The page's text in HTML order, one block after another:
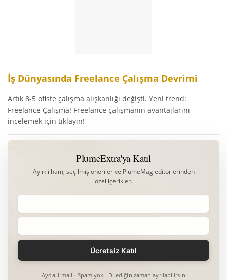
İş Dünyasında Freelance Çalışma Devrimi
Artık 8-5 ofiste çalışma alışkanlığı değişti. Yeni trend:
Freelance Çalışma! Freelance çalışmanın avantajlarını
incelemek için tıklayın!
PlumeExtra'ya Katıl
Aylık ilham, seçilmiş öneriler ve PlumeMag editörlerinden
özel içerikler.
Ayda 1 mail · Spam yok · Dilediğin zaman ayrılabilirsin